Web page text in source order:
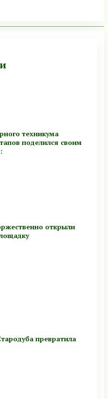
техникума
поделился своим
открыли
превратила